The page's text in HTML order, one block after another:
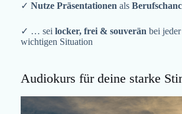
✓ Nutze Präsentationen als
✓ … sei locker, frei & souverän bei jeder
wichtigen Situation
Audiokurs für deine starke